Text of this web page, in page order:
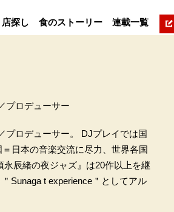
探し 食のストーリー 連載一覧
プロデューサー
プロデューサー。 DJプレイでは国
日本の音楽交流に尽力、世界各国
辰緒の夜ジャズ』は20作以上を継
Sunaga t experience＂としてアル